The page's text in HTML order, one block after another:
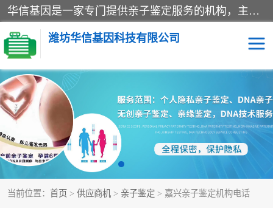
华信基因是一家专门提供亲子鉴定服务的机构，主要业务：济南亲子鉴定、临沂亲子鉴定、菏泽亲子鉴定、淄博亲子鉴定、青岛亲子鉴定、日照亲子鉴定、临朐亲子鉴定、寿光亲子鉴定等，联合广州、上海、北京、深圳、杭州、武汉、成都、合肥、贵阳、沈阳等地区有法医物证鉴定机构及基因检测公司，为国内外客户提供便捷的DNA鉴定服务。
潍坊华信基因科技有限公司
当前位置： 首页 > 供应商机 > 亲子鉴定 > 嘉兴亲子鉴定机构电话
亲子鉴定 DNA亲子鉴定
隐私亲子鉴定 无创亲子鉴定
孕期亲子鉴定